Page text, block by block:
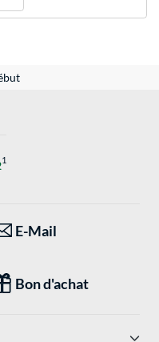
1
E-Mail
Bon d'achat